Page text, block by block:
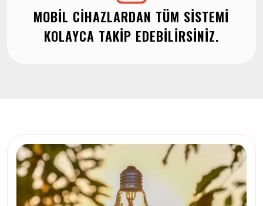
MOBIL CIHAZLARDAN TÜM SISTEMI
KOLAYCA TAKIP EDEBILIRSINIZ.